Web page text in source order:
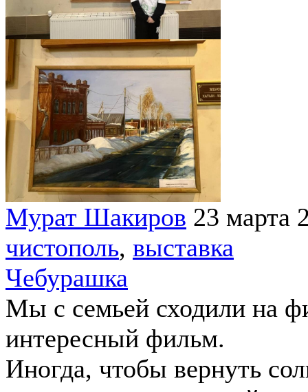
Мурат Шакиров 23 марта
чистополь, выставка
Чебурашка
Мы с семьей сходили на
интересный фильм.
Иногда, чтобы вернуть